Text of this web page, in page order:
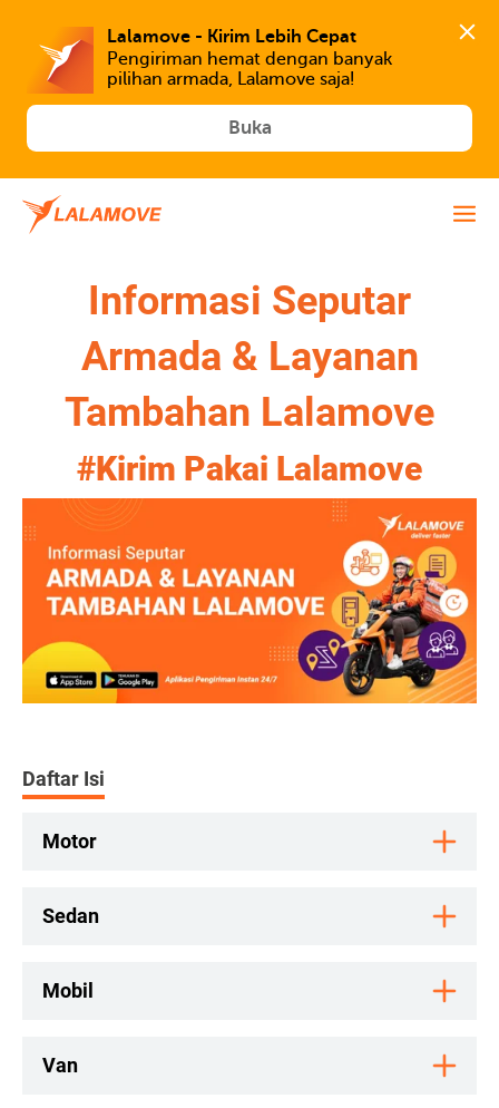
Lalamove - Kirim Lebih Cepat
Pengiriman hemat dengan banyak
Buka
Informasi Seputar
Armada & Layanan
Tambahan Lalamove
#Kirim Pakai Lalamove
Daftar Isi
Motor
Sedan
Mobil
Van